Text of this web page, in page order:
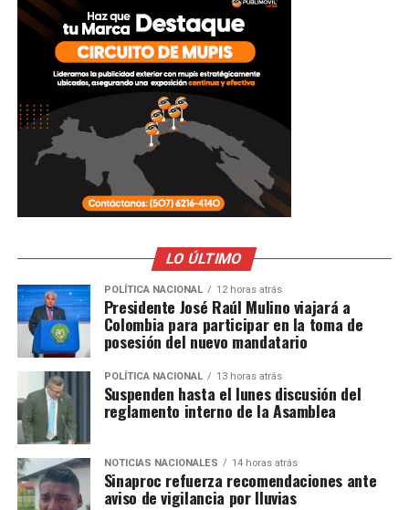
LO ÚLTIMO
POLÍTICA NACIONAL 12 horas atrás
Presidente José Raúl Mulino viajará a
Colombia para participar en la toma de
posesión del nuevo mandatario
POLÍTICA NACIONAL 13 horas atrás
Suspenden hasta el lunes discusión del
reglamento interno de la Asamblea
NOTICIAS NACIONALES 14 horas atrás
Sinaproc refuerza recomendaciones ante
aviso de vigilancia por lluvias